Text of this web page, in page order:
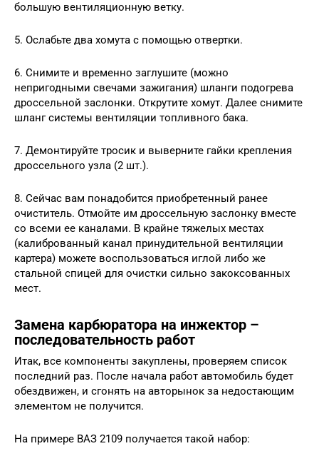
большую вентиляционную ветку.
5. Ослабьте два хомута с помощью отвертки.
6. Снимите и временно заглушите (можно
непригодными свечами зажигания) шланги подогрева
дроссельной заслонки. Открутите хомут. Далее снимите
шланг системы вентиляции топливного бака.
7. Демонтируйте тросик и выверните гайки крепления
дроссельного узла (2 шт.).
8. Сейчас вам понадобится приобретенный ранее
очиститель. Отмойте им дроссельную заслонку вместе
со всеми ее каналами. В крайне тяжелых местах
(калиброванный канал принудительной вентиляции
картера) можете воспользоваться иглой либо же
стальной спицей для очистки сильно закоксованных
мест.
Замена карбюратора на инжектор –
последовательность работ
Итак, все компоненты закуплены, проверяем список
последний раз. После начала работ автомобиль будет
обездвижен, и сгонять на авторынок за недостающим
элементом не получится.
На примере ВАЗ 2109 получается такой набор: